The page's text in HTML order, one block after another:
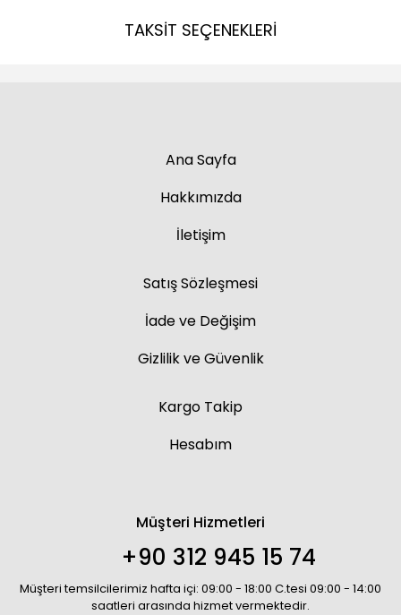
TAKSİT SEÇENEKLERİ
Ana Sayfa
Hakkımızda
İletişim
Satış Sözleşmesi
İade ve Değişim
Gizlilik ve Güvenlik
Kargo Takip
Hesabım
Müşteri Hizmetleri
+90 312 945 15 74
Müşteri temsilcilerimiz hafta içi: 09:00 - 18:00 C.tesi 09:00 - 14:00
saatleri arasında hizmet vermektedir.